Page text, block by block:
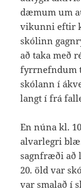
dæmum um
vikunni eftir
skólinn
að taka með
fyrrnefndum
skólann í
langt í frá
En núna kl.
alvarlegri
sagnfræði að
20. öld var
var smalað í